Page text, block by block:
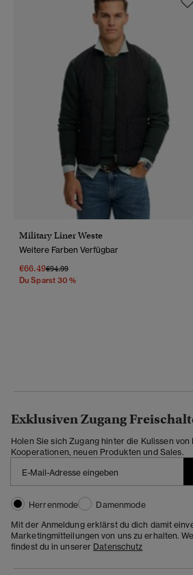
Military Liner Weste
Weitere Farben Verfügbar
€66.49Preis Wurde Reduziert Von
€94.99Bis
Du Sparst 30 %
Exklusiven Zugang
Holen Sie sich Zugang hinter die Kulissen von
Kooperationen, neuen Produkten und Sales.
Herrenmode
Damenmode
Mit der Anmeldung erklärst du dich damit
Marketingmitteilungen von uns zu erhalten.
findest du in unserer Datenschutz